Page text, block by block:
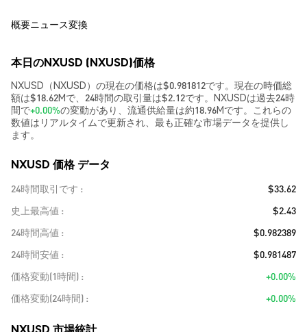
概要ニュース変換
本日のNXUSD (NXUSD)価格
NXUSD（NXUSD）の現在の価格は$0.981812です。現在の時価総
額は$18.62Mで、24時間の取引量は$2.12です。NXUSDは過去24時
間で+0.00%の変動があり、流通供給量は約18.96Mです。これらの
数値はリアルタイムで更新され、最も正確な市場データを提供し
ます。
NXUSD 価格 データ
24時間取引です
$33.62
史上最高値
$2.43
24時間高値
$0.982389
24時間安値
$0.981487
価格変動(1時間)
+0.00%
価格変動(24時間)
+0.00%
NXUSD 市場統計